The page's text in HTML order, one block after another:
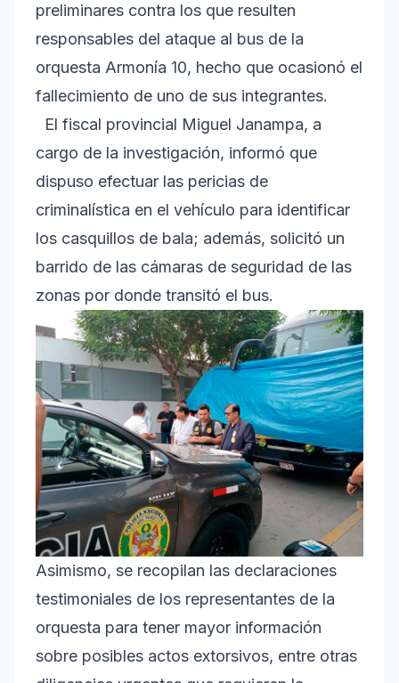
preliminares contra los que resulten
responsables del ataque al bus de la
orquesta Armonía 10, hecho que ocasionó el
fallecimiento de uno de sus integrantes.
El fiscal provincial Miguel Janampa, a
cargo de la investigación, informó que
dispuso efectuar las pericias de
criminalística en el vehículo para identificar
los casquillos de bala; además, solicitó un
barrido de las cámaras de seguridad de las
zonas por donde transitó el bus.
Asimismo, se recopilan las declaraciones
testimoniales de los representantes de la
orquesta para tener mayor información
sobre posibles actos extorsivos, entre otras